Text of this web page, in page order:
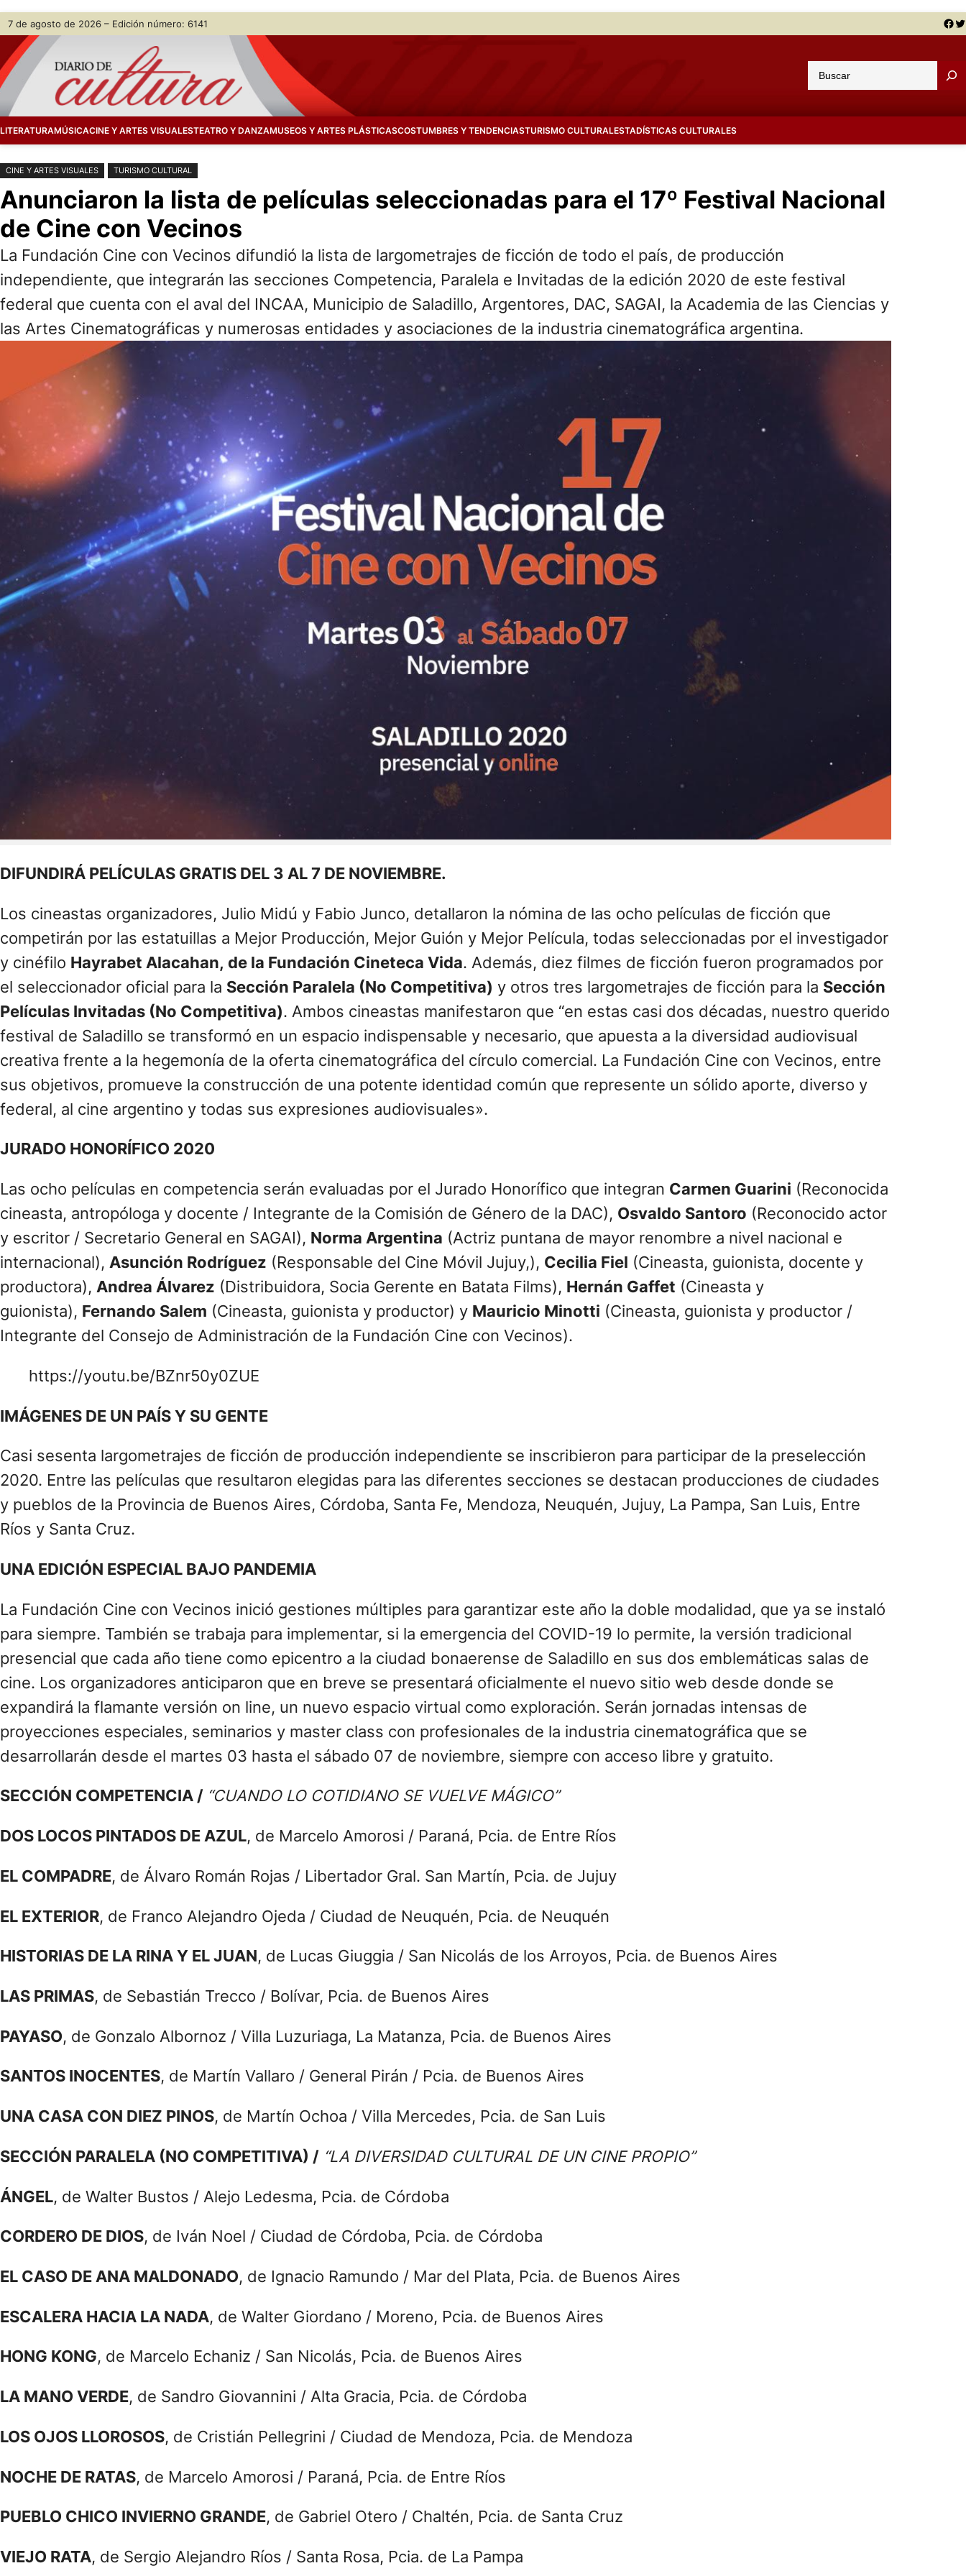
Saltar
contenido
Skip
content
7 de agosto de 2026 – Edición número: 6141 Facebook Twitter
u
a
LITERATURAMÚSICACINE Y ARTES VISUALESTEATRO Y DANZAMUSEOS Y ARTES PLÁSTICASCOSTUMBRES Y TENDENCIASTURISMO CULTURALESTADÍSTICAS CULTURALES
CINE Y ARTES VISUALES TURISMO CULTURAL
Anunciaron la lista de películas seleccionadas para el 17º Festival Nacional
de Cine con Vecinos
La Fundación Cine con Vecinos difundió la lista de largometrajes de ficción de todo el país, de producción
independiente, que integrarán las secciones Competencia, Paralela e Invitadas de la edición 2020 de este festival
federal que cuenta con el aval del INCAA, Municipio de Saladillo, Argentores, DAC, SAGAI, la Academia de las Ciencias y
las Artes Cinematográficas y numerosas entidades y asociaciones de la industria cinematográfica argentina.
DIFUNDIRÁ PELÍCULAS GRATIS DEL 3 AL 7 DE NOVIEMBRE.
Los cineastas organizadores, Julio Midú y Fabio Junco, detallaron la nómina de las ocho películas de ficción que
competirán por las estatuillas a Mejor Producción, Mejor Guión y Mejor Película, todas seleccionadas por el investigador
y cinéfilo Hayrabet Alacahan, de la Fundación Cineteca Vida. Además, diez filmes de ficción fueron programados por
el seleccionador oficial para la Sección Paralela (No Competitiva) y otros tres largometrajes de ficción para la Sección
Películas Invitadas (No Competitiva). Ambos cineastas manifestaron que “en estas casi dos décadas, nuestro querido
festival de Saladillo se transformó en un espacio indispensable y necesario, que apuesta a la diversidad audiovisual
creativa frente a la hegemonía de la oferta cinematográfica del círculo comercial. La Fundación Cine con Vecinos, entre
sus objetivos, promueve la construcción de una potente identidad común que represente un sólido aporte, diverso y
federal, al cine argentino y todas sus expresiones audiovisuales».
JURADO HONORÍFICO 2020
Las ocho películas en competencia serán evaluadas por el Jurado Honorífico que integran Carmen Guarini (Reconocida
cineasta, antropóloga y docente / Integrante de la Comisión de Género de la DAC), Osvaldo Santoro (Reconocido actor
y escritor / Secretario General en SAGAI), Norma Argentina (Actriz puntana de mayor renombre a nivel nacional e
internacional), Asunción Rodríguez (Responsable del Cine Móvil Jujuy,), Cecilia Fiel (Cineasta, guionista, docente y
productora), Andrea Álvarez (Distribuidora, Socia Gerente en Batata Films), Hernán Gaffet (Cineasta y
guionista), Fernando Salem (Cineasta, guionista y productor) y Mauricio Minotti (Cineasta, guionista y productor /
Integrante del Consejo de Administración de la Fundación Cine con Vecinos).
https://youtu.be/BZnr50y0ZUE
IMÁGENES DE UN PAÍS Y SU GENTE
Casi sesenta largometrajes de ficción de producción independiente se inscribieron para participar de la preselección
2020. Entre las películas que resultaron elegidas para las diferentes secciones se destacan producciones de ciudades
y pueblos de la Provincia de Buenos Aires, Córdoba, Santa Fe, Mendoza, Neuquén, Jujuy, La Pampa, San Luis, Entre
Ríos y Santa Cruz.
UNA EDICIÓN ESPECIAL BAJO PANDEMIA
La Fundación Cine con Vecinos inició gestiones múltiples para garantizar este año la doble modalidad, que ya se instaló
para siempre. También se trabaja para implementar, si la emergencia del COVID-19 lo permite, la versión tradicional
presencial que cada año tiene como epicentro a la ciudad bonaerense de Saladillo en sus dos emblemáticas salas de
cine. Los organizadores anticiparon que en breve se presentará oficialmente el nuevo sitio web desde donde se
expandirá la flamante versión on line, un nuevo espacio virtual como exploración. Serán jornadas intensas de
proyecciones especiales, seminarios y master class con profesionales de la industria cinematográfica que se
desarrollarán desde el martes 03 hasta el sábado 07 de noviembre, siempre con acceso libre y gratuito.
SECCIÓN COMPETENCIA / “CUANDO LO COTIDIANO SE VUELVE MÁGICO”
DOS LOCOS PINTADOS DE AZUL, de Marcelo Amorosi / Paraná, Pcia. de Entre Ríos
EL COMPADRE, de Álvaro Román Rojas / Libertador Gral. San Martín, Pcia. de Jujuy
EL EXTERIOR, de Franco Alejandro Ojeda / Ciudad de Neuquén, Pcia. de Neuquén
HISTORIAS DE LA RINA Y EL JUAN, de Lucas Giuggia / San Nicolás de los Arroyos, Pcia. de Buenos Aires
LAS PRIMAS, de Sebastián Trecco / Bolívar, Pcia. de Buenos Aires
PAYASO, de Gonzalo Albornoz / Villa Luzuriaga, La Matanza, Pcia. de Buenos Aires
SANTOS INOCENTES, de Martín Vallaro / General Pirán / Pcia. de Buenos Aires
UNA CASA CON DIEZ PINOS, de Martín Ochoa / Villa Mercedes, Pcia. de San Luis
SECCIÓN PARALELA (NO COMPETITIVA) / “LA DIVERSIDAD CULTURAL DE UN CINE PROPIO”
ÁNGEL, de Walter Bustos / Alejo Ledesma, Pcia. de Córdoba
CORDERO DE DIOS, de Iván Noel / Ciudad de Córdoba, Pcia. de Córdoba
EL CASO DE ANA MALDONADO, de Ignacio Ramundo / Mar del Plata, Pcia. de Buenos Aires
ESCALERA HACIA LA NADA, de Walter Giordano / Moreno, Pcia. de Buenos Aires
HONG KONG, de Marcelo Echaniz / San Nicolás, Pcia. de Buenos Aires
LA MANO VERDE, de Sandro Giovannini / Alta Gracia, Pcia. de Córdoba
LOS OJOS LLOROSOS, de Cristián Pellegrini / Ciudad de Mendoza, Pcia. de Mendoza
NOCHE DE RATAS, de Marcelo Amorosi / Paraná, Pcia. de Entre Ríos
PUEBLO CHICO INVIERNO GRANDE, de Gabriel Otero / Chaltén, Pcia. de Santa Cruz
VIEJO RATA, de Sergio Alejandro Ríos / Santa Rosa, Pcia. de La Pampa